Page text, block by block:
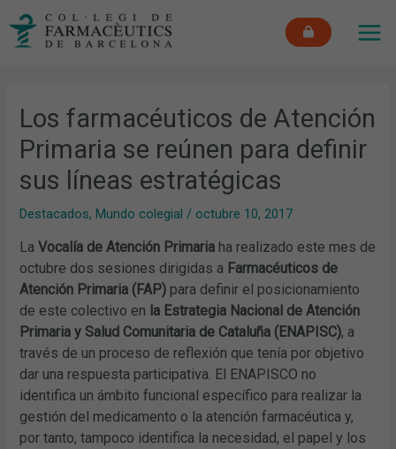
Los farmacéuticos de Atención
Primaria se reúnen para definir
sus líneas estratégicas
Destacados, Mundo colegial / octubre 10, 2017
LaVocalía de Atención Primaria ha realizado este mes de
octubre dos sesiones dirigidas a Farmacéuticos de
Atención Primaria (FAP) para definir el posicionamiento
de este colectivo en la Estrategia Nacional de Atención
Primaria y Salud Comunitaria de Cataluña (ENAPISC), a
través de un proceso de reflexión que tenía por objetivo
dar una respuesta participativa. El ENAPISCO no
identifica un ámbito funcional específico para realizar la
gestión del medicamento o la atención farmacéutica y,
por tanto, tampoco identifica la necesidad, el papel y los